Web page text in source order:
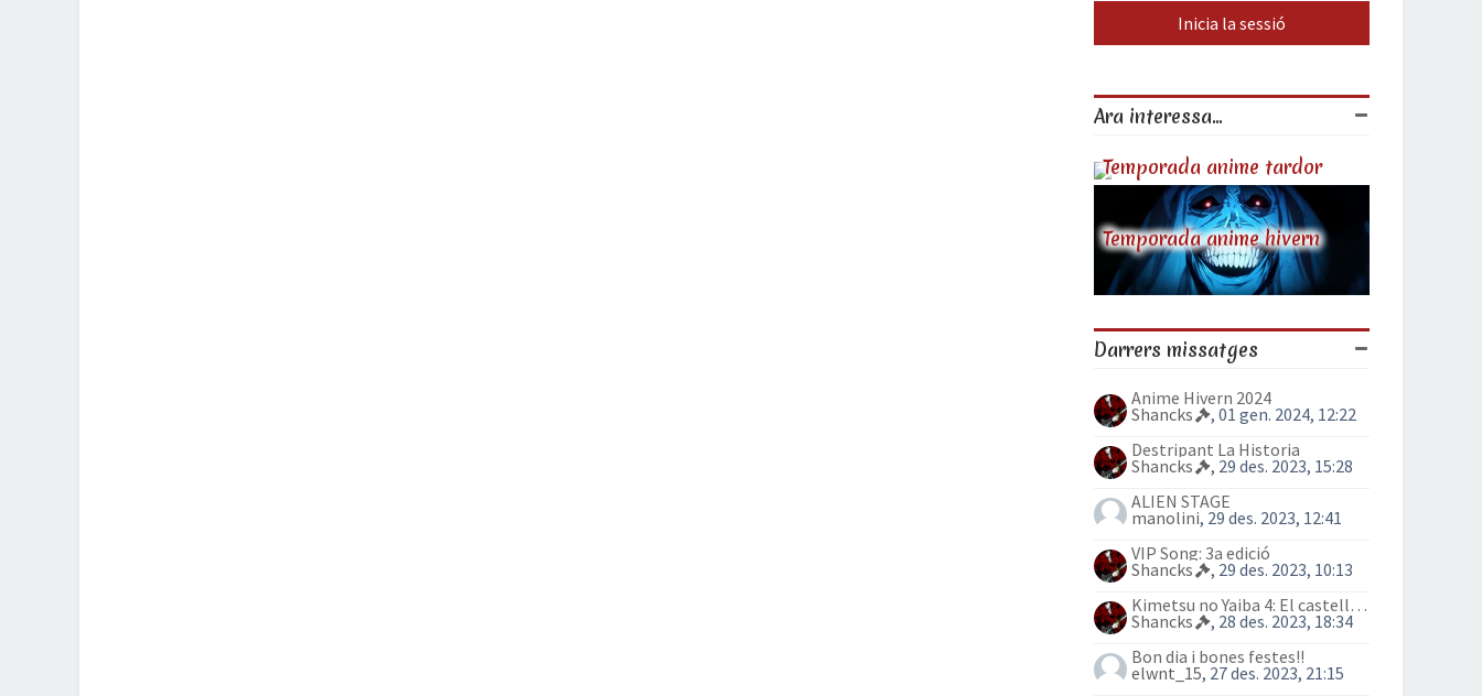
Ara interessa...
Temporada anime tardor
Temporada anime hivern
Darrers missatges
Anime Hivern 2024
Shancks
, 01 gen. 2024, 12:22
Destripant La Historia
Shancks
, 29 des. 2023, 15:28
ALIEN STAGE
manolini, 29 des. 2023, 12:41
VIP Song: 3a edició
Shancks
, 29 des. 2023, 10:13
Kimetsu no Yaiba 4: El castell Infinit
Shancks
, 28 des. 2023, 18:34
Bon dia i bones festes!!
elwnt_15, 27 des. 2023, 21:15